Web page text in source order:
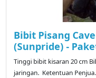
Bibit Pisang
(Sunpride) -
Tinggi bibit kisaran 20 cm
jaringan. Ketentuan